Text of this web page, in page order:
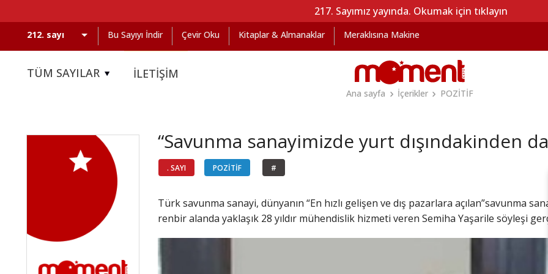
217. Sayımız yayında. Okumak için tıklayın
Bu Sayıyı İndir Çevir Oku Kitaplar & Almanaklar Meraklısına Makine
TÜM SAYILAR İLETİŞİM
Ana sayfa
İçerikler POZİTİF
“Savunma sanayimizde yurt dışındakinden
. SAYI POZİTİF #
Türk savunma sanayi, dünyanın “En hızlı gelişen ve dış pazarlara açılan”savunma
renbir alanda yaklaşık 28 yıldır mühendislik hizmeti veren Semiha Yaşarile söyleşi